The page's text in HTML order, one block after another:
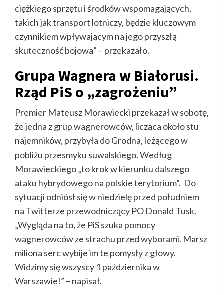
ciężkiego sprzętu i środków wspomagających,
takich jak transport lotniczy, będzie kluczowym
czynnikiem wpływającym na jego przyszłą
skuteczność bojową” – przekazało.
Grupa Wagnera w Białorusi.
Rząd PiS o „zagrożeniu”
Premier Mateusz Morawiecki przekazał w sobotę,
że jedna z grup wagnerowców, licząca około stu
najemników, przybyła do Grodna, leżącego w
pobliżu przesmyku suwalskiego. Według
Morawieckiego „to krok w kierunku dalszego
ataku hybrydowego na polskie terytorium”. Do
sytuacji odniósł się w niedzielę przed południem
na Twitterze przewodniczący PO Donald Tusk.
„Wygląda na to, że PiS szuka pomocy
wagnerowców ze strachu przed wyborami. Marsz
miliona serc wybije im te pomysły z głowy.
Widzimy się wszyscy 1 października w
Warszawie!” – napisał.